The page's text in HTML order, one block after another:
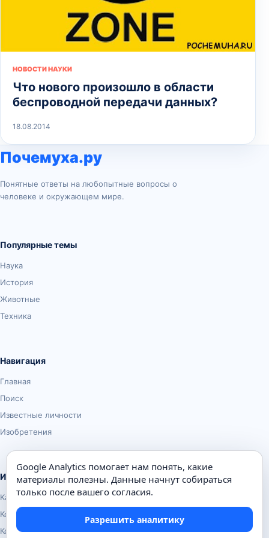
НОВОСТИ НАУКИ
Что нового произошло в области
беспроводной передачи данных?
18.08.2014
Почемуха.ру
Понятные ответы на любопытные вопросы о
человеке и окружающем мире.
Популярные темы
Наука
История
Животные
Техника
Навигация
Главная
Поиск
Известные личности
Изобретения
Информация
Карта сайта
Контакты
Конфиденциальность
Google Analytics помогает нам понять, какие
материалы полезны. Данные начнут собираться
только после вашего согласия.
Разрешить аналитику